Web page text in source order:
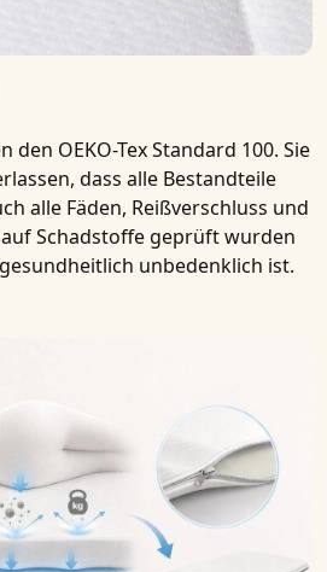
den OEKO-Tex Standard 100. Sie
dass alle Bestandteile
alle Fäden, Reißverschluss und
Schadstoffe geprüft wurden
unbedenklich ist.